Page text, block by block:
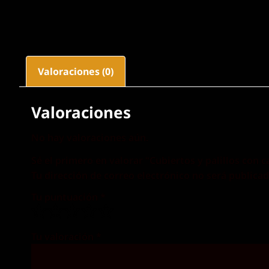
Valoraciones (0)
Valoraciones